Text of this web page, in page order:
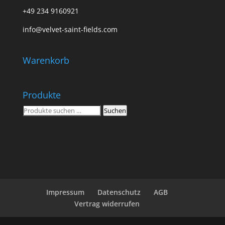
+49 234 9160921
info@velvet-saint-fields.com
Warenkorb
Produkte
Suchen
Suchen
Impressum Datenschutz
AGB
Vertrag widerrufen